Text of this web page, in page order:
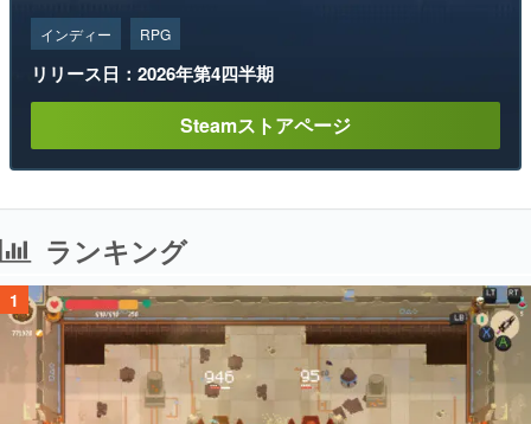
インディー RPG
リリース日：2026年第4四半期
Steamストアページ
ランキング
1